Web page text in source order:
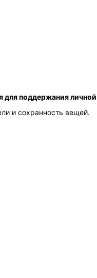
для поддержания
и сохранность вещей.